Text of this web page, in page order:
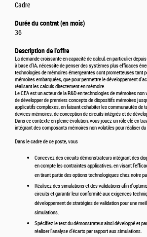
Cadre
Durée du contrat (en mois)
36
Description de l'offre
La demande croissante en capacité de calcul, en particulier
à base d’IA, nécessite de penser des systèmes plus efficaces
technologies de mémoires émergeantes sont prometteuses tant
mémoires embarquées, que pour permettre le développement
réalisant les calculs directement en mémoire.
Le CEA est un acteur de la R&D en technologies de mémoires
de développer de premiers concepts de dispositifs mémoires
applicatifs complexes, en faisant cohabiter les communautés de
devices mémoires, de conception de circuits intégrés et de
Dans ce contexte en pleine évolution, vous jouez un rôle clé en
intégrant des composants mémoires non volatiles pour réaliser
Dans le cadre de ce poste, vous
Concevez des circuits démonstrateurs intégrant des
en compte les contraintes applicatives, en visant
en tirant partie des options technologiques chez notre
Réalisez des simulations et des validations afin
circuits et garantir leur conformité aux exigences
développement de stratégies de validation pour une
simulations.
Spécifiez le test du démonstrateur ainsi développé et
réaliser l’analyse d’écarts par rapport aux simulations.